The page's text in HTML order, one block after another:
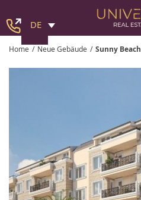
DE
Home / Neue Gebäude / Sunny Beach